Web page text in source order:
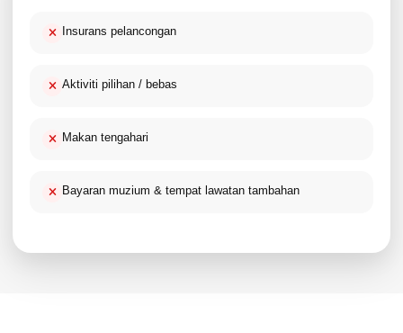
Insurans pelancongan
Aktiviti pilihan / bebas
Makan tengahari
Bayaran muzium & tempat lawatan tambahan